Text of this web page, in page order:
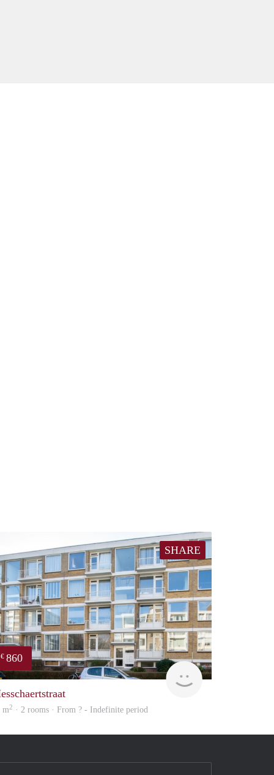
SHARE
€ 860
Woning
m2 · 2 rooms · From ? - Indefinite period